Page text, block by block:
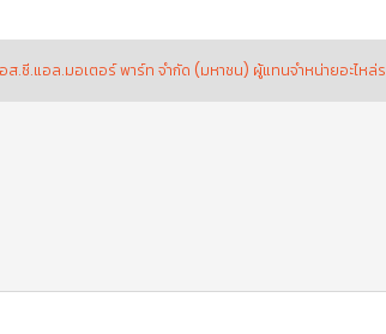
เตอร์ พาร์ท จำกัด (มหาชน) ผู้แทนจำหน่ายอะไหล่รถยนต์ที่ได้รั